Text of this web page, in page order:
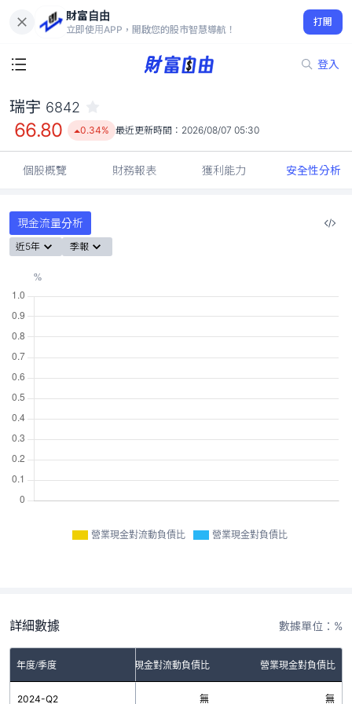
財富自由
立即使用APP，開啟您的股市智慧導航！
打開
登入
66.80
0.34%
瑞宇 6842
66.80 0.34% 最近更新時間： 2026/08/07 05:30
個股概覽 財務報表 獲利能力 安全性分析
現金流量分析
近5年 季報
營業現金對流動負債比 營業現金對負債比
詳細數據 數據單位：%
年度/季度 營業現金對流動負債比 營業現金對負債比
2024-Q2 無 無